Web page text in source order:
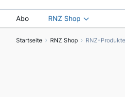
Abo RNZ Shop
Startseite RNZ Shop RNZ-Produkte